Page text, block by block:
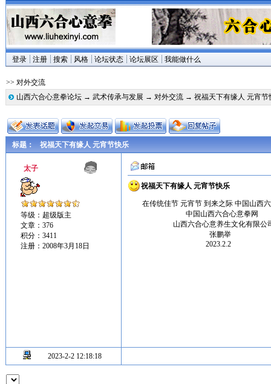
登录 注册 搜索 风格 论坛状态 论坛展区 我能做什么
>> 对外交流
山西六合心意拳论坛→ 武术传承与发展 → 对外交流→ 祝福天下有缘人 元宵节
标题： 祝福天下有缘人 元宵节快乐
太子
等级：超级版主
文章：376
积分：3411
注册：2008年3月18日
祝福天下有缘人 元宵节快乐
在传统佳节 元宵节 到来之际 中国山西
中国山西六合心意拳网
山西六合心意养生文化有限公
张鹏举
2023.2.2
2023-2-2 12:18:18